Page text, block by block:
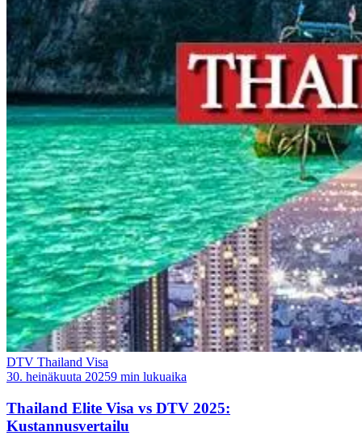
DTV Thailand Visa
30. heinäkuuta 20259 min lukuaika
Thailand Elite Visa vs DTV 2025:
Kustannusvertailu